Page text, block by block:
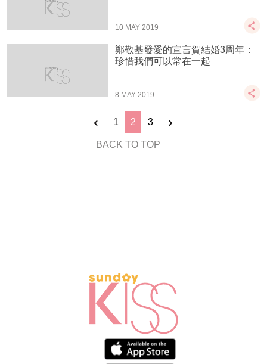
10 MAY 2019
鄭敬基發愛的宣言賀結婚3周年：
珍惜我們可以常在一起
8 MAY 2019
1 2 3
BACK TO TOP